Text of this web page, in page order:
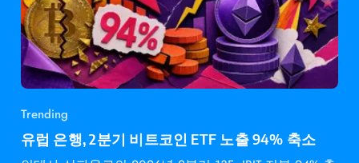
Trending
유럽 은행, 2분기 비트코인 ETF 노출 94% 축소